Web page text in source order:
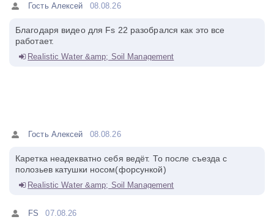
Гость Алексей 08.08.26
Благодаря видео для Fs 22 разобрался как это все
работает.
Realistic Water &amp; Soil Management
Гость Алексей 08.08.26
Каретка неадекватно себя ведёт. То после съезда с
полозьев катушки носом(форсункой)
Realistic Water &amp; Soil Management
FS 07.08.26